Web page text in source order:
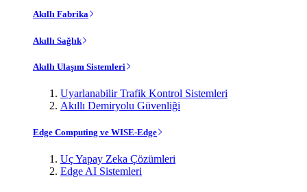
Akıllı Fabrika
Akıllı Sağlık
Akıllı Ulaşım Sistemleri
Uyarlanabilir Trafik Kontrol Sistemleri
Akıllı Demiryolu Güvenliği
Edge Computing ve WISE-Edge
Uç Yapay Zeka Çözümleri
Edge AI Sistemleri